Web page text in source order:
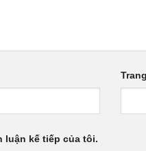
luận kế tiếp của tôi.